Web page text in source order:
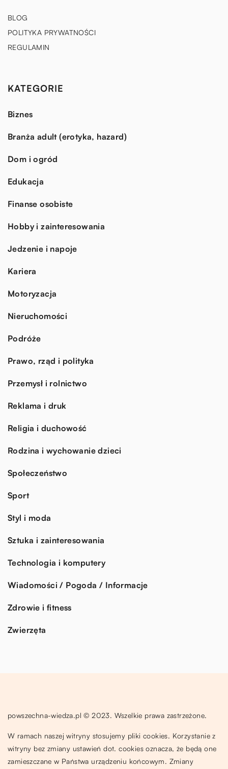
BLOG
POLITYKA PRYWATNOŚCI
REGULAMIN
KATEGORIE
Biznes
Branża adult (erotyka, hazard)
Dom i ogród
Edukacja
Finanse osobiste
Hobby i zainteresowania
Jedzenie i napoje
Kariera
Motoryzacja
Nieruchomości
Podróże
Prawo, rząd i polityka
Przemysł i rolnictwo
Reklama i druk
Religia i duchowość
Rodzina i wychowanie dzieci
Społeczeństwo
Sport
Styl i moda
Sztuka i zainteresowania
Technologia i komputery
Wiadomości / Pogoda / Informacje
Zdrowie i fitness
Zwierzęta
powszechna-wiedza.pl © 2023. Wszelkie prawa zastrzeżone.
W ramach naszej witryny stosujemy pliki cookies. Korzystanie z
witryny bez zmiany ustawień dot. cookies oznacza, że będą one
zamieszczane w Państwa urządzeniu końcowym. Zmiany